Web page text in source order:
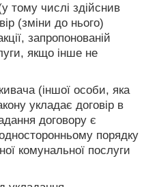
тому числі здійснив
(зміни до нього)
запропонованій
якщо інше не
(іншої особи, яка
укладає договір в
договору є
порядку
комунальної послуги